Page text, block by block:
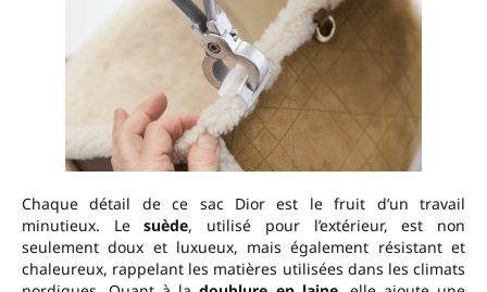
Chaque détail de ce sac Dior est le fruit d’un travail
minutieux. Lesuède, utilisé pour l’extérieur, est non
seulement doux et luxueux, mais également résistant et
chaleureux, rappelant les matières utilisées dans les climats